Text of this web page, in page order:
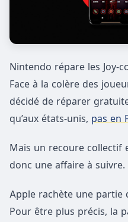
Nintendo répare les Joy-
Face à la colère des
décidé de réparer
qu’aux états-unis, pas en
Mais un recoure collectif
donc une affaire à suivre.
Apple rachète une partie
Pour être plus précis, la